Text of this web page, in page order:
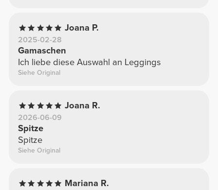
Joana P.
2025-02-28
Gamaschen
Ich liebe diese Auswahl an Leggings
Siehe Original
Joana R.
2026-06-09
Spitze
Spitze
Siehe Original
Mariana R.